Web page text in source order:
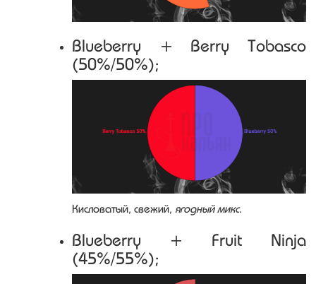
Blueberry + Berry Tobasco
(50%/50%);
Кисловатый, свежий, ягодный микс.
Blueberry + Fruit Ninja
(45%/55%);